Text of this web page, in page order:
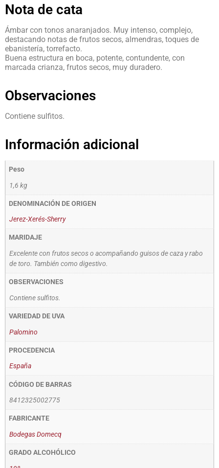
Nota de cata
Ámbar con tonos anaranjados. Muy intenso, complejo,
destacando notas de frutos secos, almendras, toques de
ebanistería, torrefacto.
Buena estructura en boca, potente, contundente, con
marcada crianza, frutos secos, muy duradero.
Observaciones
Contiene sulfitos.
Información adicional
Peso
1,6 kg
DENOMINACIÓN DE ORIGEN
Jerez-Xerés-Sherry
MARIDAJE
Excelente con frutos secos o acompañando guisos de caza y rabo
de toro. También como digestivo.
OBSERVACIONES
Contiene sulfitos.
VARIEDAD DE UVA
Palomino
PROCEDENCIA
España
CÓDIGO DE BARRAS
8412325002775
FABRICANTE
Bodegas Domecq
GRADO ALCOHÓLICO